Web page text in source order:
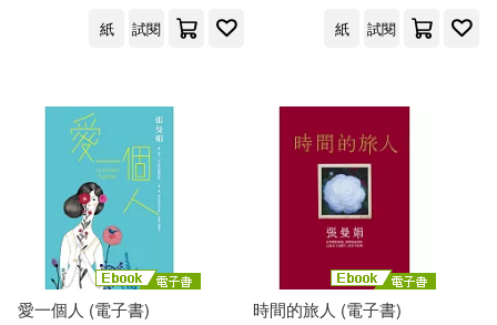
馮夢龍(1) 鯨向海等(1)
網路與書出版(1)
長江文藝出版社(1)
紙 試閱
紙
試閱
愛一個人 (電子書)
時間的旅人 (電子書)